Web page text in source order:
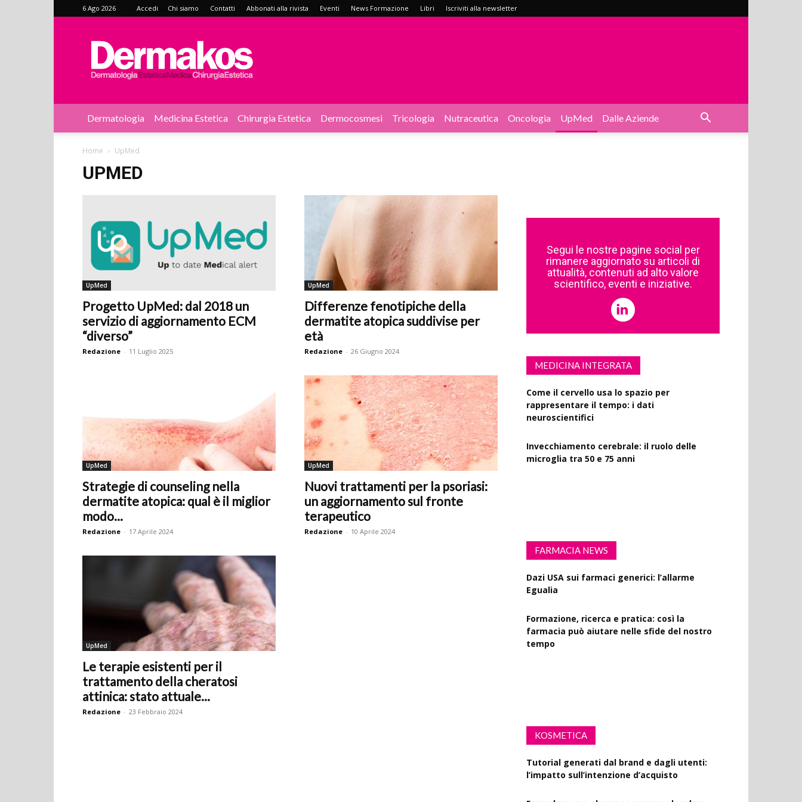
6 Ago 2026 Accedi Chi siamo Contatti Abbonati alla rivista Eventi News Formazione Libri Iscriviti alla newsletter
Dermakos
Dermatologia Medicina Estetica Chirurgia Estetica Dermocosmesi Tricologia Nutraceutica Oncologia UpMed Dalle Aziende
Home UpMed
UPMED
UpMed
Progetto UpMed: dal 2018 un
servizio di aggiornamento ECM
“diverso”
Redazione - 11 Luglio 2025
UpMed
Differenze fenotipiche della
dermatite atopica suddivise per
età
Redazione - 26 Giugno 2024
UpMed
Strategie di counseling nella
dermatite atopica: qual è il miglior
modo...
Redazione - 17 Aprile 2024
UpMed
Nuovi trattamenti per la psoriasi:
un aggiornamento sul fronte
terapeutico
Redazione - 10 Aprile 2024
UpMed
Le terapie esistenti per il
trattamento della cheratosi
attinica: stato attuale...
Redazione - 23 Febbraio 2024
Segui le nostre pagine social per
rimanere aggiornato su articoli di
attualità, contenuti ad alto valore
scientifico, eventi e iniziative.
MEDICINA INTEGRATA
Come il cervello usa lo spazio per
rappresentare il tempo: i dati
neuroscientifici
Invecchiamento cerebrale: il ruolo delle
microglia tra 50 e 75 anni
FARMACIA NEWS
Dazi USA sui farmaci generici: l’allarme
Egualia
Formazione, ricerca e pratica: così la
farmacia può aiutare nelle sfide del nostro
tempo
KOSMETICA
Tutorial generati dal brand e dagli utenti:
l’impatto sull’intenzione d’acquisto